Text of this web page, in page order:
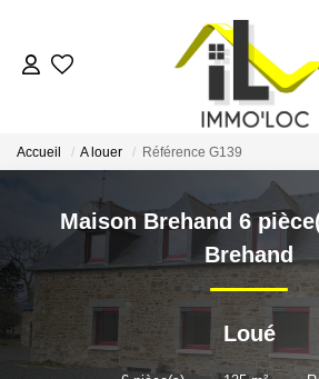
ACCUEIL
LOUER
FAIRE GÉRER
MON AGENCE
Accueil A louer Référence G139
Maison Brehand 6
Brehand
Loué